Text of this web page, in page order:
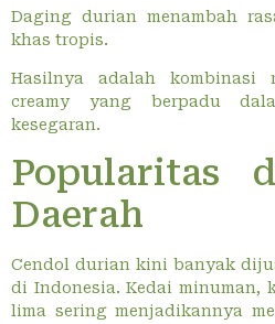
Daging durian menambah
khas tropis.
Hasilnya adalah kombinasi
creamy yang berpadu
kesegaran.
Popularitas
Daerah
Cendol durian kini banyak
di Indonesia. Kedai minuman,
lima sering menjadikannya